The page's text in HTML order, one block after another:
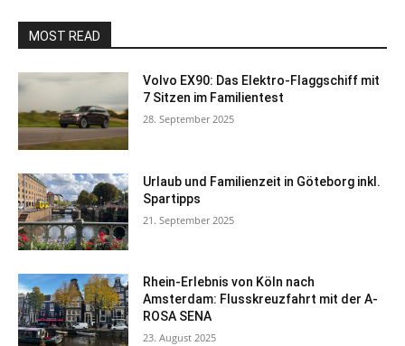
MOST READ
Volvo EX90: Das Elektro-Flaggschiff mit
7 Sitzen im Familientest
28. September 2025
Urlaub und Familienzeit in Göteborg inkl.
Spartipps
21. September 2025
Rhein-Erlebnis von Köln nach
Amsterdam: Flusskreuzfahrt mit der A-
ROSA SENA
23. August 2025